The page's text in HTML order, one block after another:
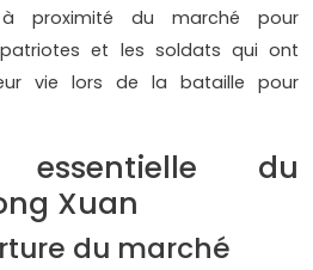
proximité du marché pour
et les soldats qui ont
vie lors de la bataille pour
essentielle du
Xuan
du marché